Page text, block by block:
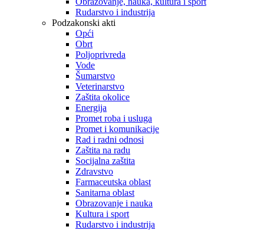
Rudarstvo i industrija
Podzakonski akti
Opći
Obrt
Poljoprivreda
Vode
Šumarstvo
Veterinarstvo
Zaštita okolice
Energija
Promet roba i usluga
Promet i komunikacije
Rad i radni odnosi
Zaštita na radu
Socijalna zaštita
Zdravstvo
Farmaceutska oblast
Sanitarna oblast
Obrazovanje i nauka
Kultura i sport
Rudarstvo i industrija